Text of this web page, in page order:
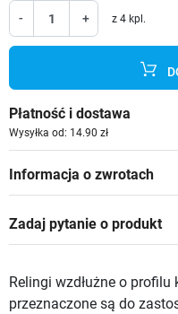
- + z 4 kpl.
Płatność i dostawa
Wysyłka od: 14.90 zł
Informacja o zwrotach
Zadaj pytanie o produkt
Relingi wzdłużne o
przeznaczone są do